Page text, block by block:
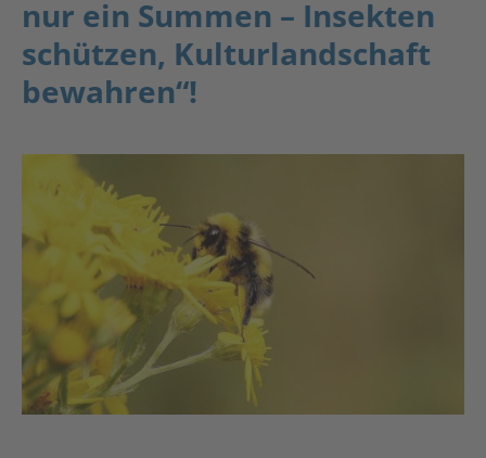
nur ein Summen – Insekten
schützen, Kulturlandschaft
bewahren“!